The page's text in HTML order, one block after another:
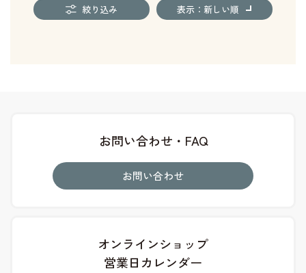
絞り込み 表示：新しい順
お問い合わせ・FAQ
お問い合わせ
オンラインショップ
営業日カレンダー